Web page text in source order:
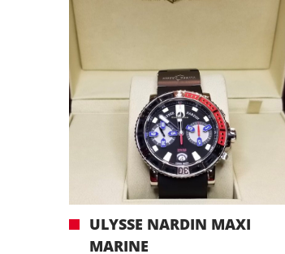
ULYSSE NARDIN MAXI
MARINE